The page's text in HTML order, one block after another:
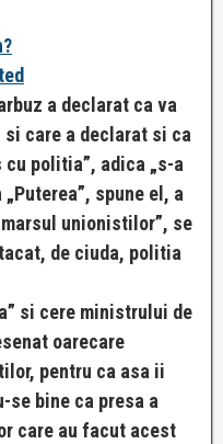
a declarat ca va
si care a declarat si ca
politia”, adica „s-a
spune el, a
unionistilor”, se
de ciuda, politia
si cere ministrului de
oarecare
pentru ca asa ii
se bine ca presa a
care au facut acest